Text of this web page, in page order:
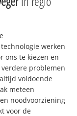
werken
ons te kiezen en
problemen
voldoende
meteen
noodvoorziening
voor de